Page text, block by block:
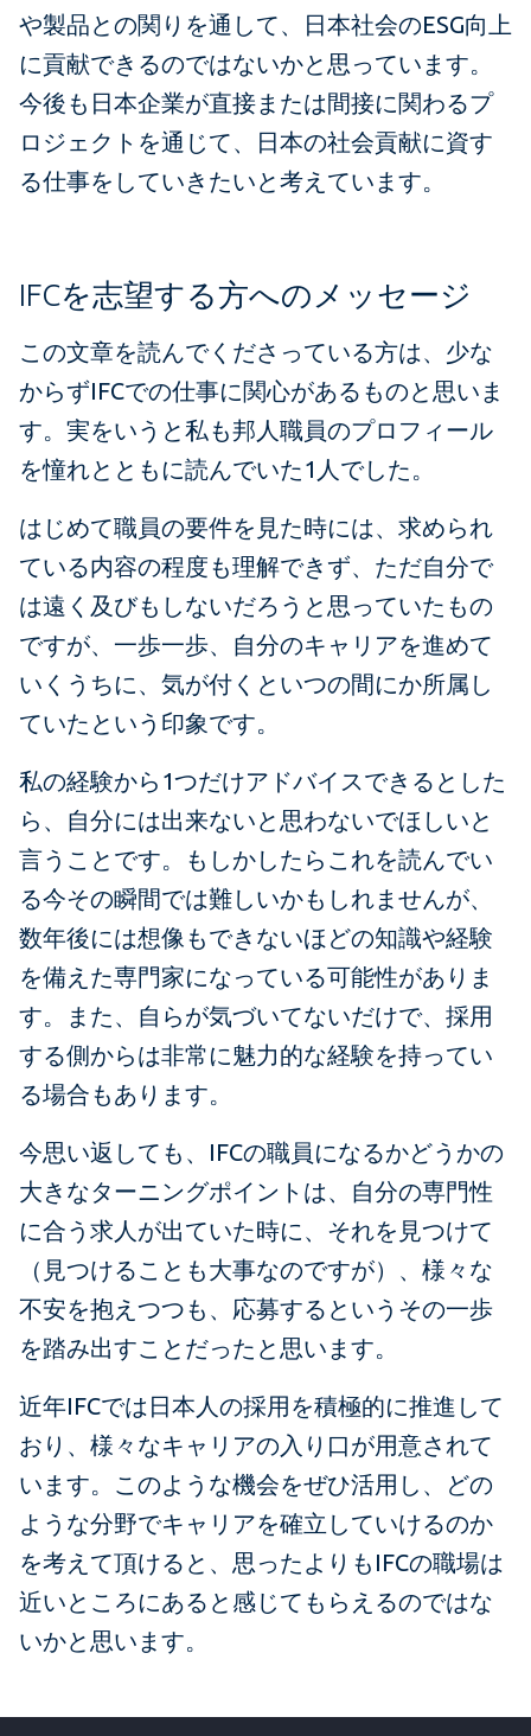
や製品との関りを通して、日本社会のESG向上
に貢献できるのではないかと思っています。
今後も日本企業が直接または間接に関わるプ
ロジェクトを通じて、日本の社会貢献に資す
る仕事をしていきたいと考えています。
IFCを志望する方へのメッセージ
この文章を読んでくださっている方は、少な
からずIFCでの仕事に関心があるものと思いま
す。実をいうと私も邦人職員のプロフィール
を憧れとともに読んでいた1人でした。
はじめて職員の要件を見た時には、求められ
ている内容の程度も理解できず、ただ自分で
は遠く及びもしないだろうと思っていたもの
ですが、一歩一歩、自分のキャリアを進めて
いくうちに、気が付くといつの間にか所属し
ていたという印象です。
私の経験から1つだけアドバイスできるとした
ら、自分には出来ないと思わないでほしいと
言うことです。もしかしたらこれを読んでい
る今その瞬間では難しいかもしれませんが、
数年後には想像もできないほどの知識や経験
を備えた専門家になっている可能性がありま
す。また、自らが気づいてないだけで、採用
する側からは非常に魅力的な経験を持ってい
る場合もあります。
今思い返しても、IFCの職員になるかどうかの
大きなターニングポイントは、自分の専門性
に合う求人が出ていた時に、それを見つけて
（見つけることも大事なのですが）、様々な
不安を抱えつつも、応募するというその一歩
を踏み出すことだったと思います。
近年IFCでは日本人の採用を積極的に推進して
おり、様々なキャリアの入り口が用意されて
います。このような機会をぜひ活用し、どの
ような分野でキャリアを確立していけるのか
を考えて頂けると、思ったよりもIFCの職場は
近いところにあると感じてもらえるのではな
いかと思います。